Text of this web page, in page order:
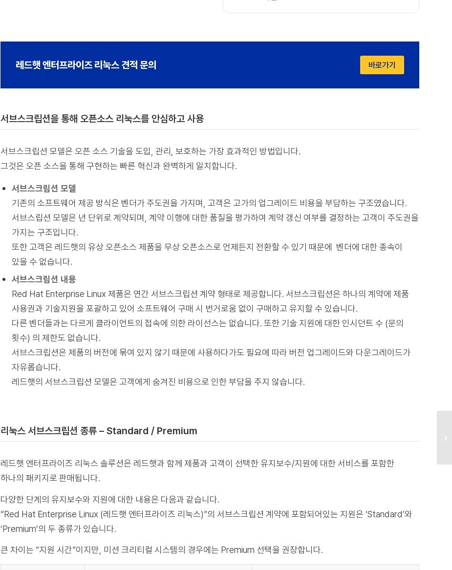
레드햇 엔터프라이즈 리눅스 견적 문의 바로가기
서브스크립션을 통해 오픈소스 리눅스를 안심하고 사용
서브스크립션 모델은 오픈 소스 기술을 도입, 관리, 보호하는 가장 효과적인 방법입니다.
그것은 오픈 소스을 통해 구현하는 빠른 혁신과 완벽하게 일치합니다.
서브스크립션 모델
기존의 소프트웨어 제공 방식은 벤더가 주도권을 가지며, 고객은 고가의 업그레이드 비용을 부담하는 구조였습니다.
서브스립션 모델은 년 단위로 계약되며, 계약 이행에 대한 품질을 평가하여 계약 갱신 여부를 결정하는 고객이 주도권을
가지는 구조입니다.
또한 고객은 레드햇의 유상 오픈소스 제품을 무상 오픈소스로 언제든지 전환할 수 있기 때문에 벤더에 대한 종속이
있을 수 없습니다.
서브스크립션 내용
Red Hat Enterprise Linux 제품은 연간 서브스크립션 계약 형태로 제공합니다. 서브스크립션은 하나의 계약에 제품
사용권과 기술지원을 포괄하고 있어 소프트웨어 구매 시 번거로움 없이 구매하고 유지할 수 있습니다.
다른 벤더들과는 다르게 클라이언트의 접속에 의한 라이선스는 없습니다. 또한 기술 지원에 대한 인시던트 수 (문의
횟수) 의 제한도 없습니다.
서브스크립션은 제품의 버전에 묶여 있지 않기 때문에 사용하다가도 필요에 따라 버전 업그레이드와 다운그레이드가
자유롭습니다.
레드햇의 서브스크립션 모델은 고객에게 숨겨진 비용으로 인한 부담을 주지 않습니다.
리눅스 서브스크립션 종류 – Standard / Premium
레드햇 엔터프라이즈 리눅스 솔루션은 레드햇과 함께 제품과 고객이 선택한 유지보수/지원에 대한 서비스를 포함한
하나의 패키지로 판매됩니다.
다양한 단계의 유지보수와 지원에 대한 내용은 다음과 같습니다.
“Red Hat Enterprise Linux (레드햇 엔터프라이즈 리눅스)”의 서브스크립션 계약에 포함되어있는 지원은 ‘Standard’와
‘Premium’의 두 종류가 있습니다.
큰 차이는 “지원 시간”이지만, 미션 크리티컬 시스템의 경우에는 Premium 선택을 권장합니다.